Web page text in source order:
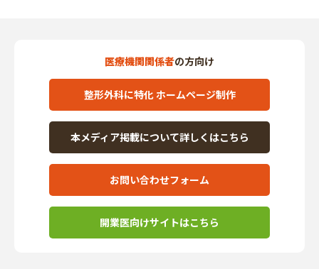
医療機関関係者の方向け
整形外科に特化 ホームページ制作
本メディア掲載について詳しくはこちら
お問い合わせフォーム
開業医向けサイトはこちら